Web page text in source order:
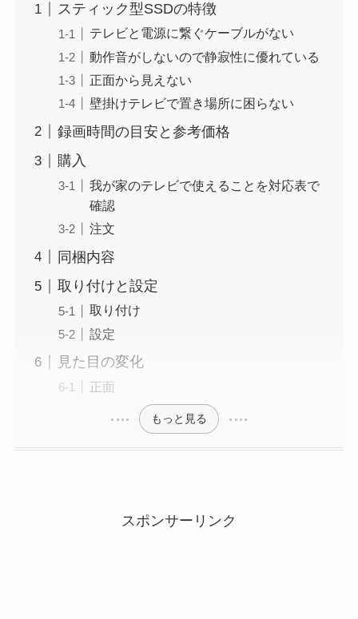
スティック型SSDの特徴
テレビと電源に繋ぐケーブルがない
動作音がしないので静寂性に優れている
正面から見えない
壁掛けテレビで置き場所に困らない
録画時間の目安と参考価格
購入
我が家のテレビで使えることを対応表で
確認
注文
同梱内容
取り付けと設定
取り付け
設定
見た目の変化
正面
もっと見る
スポンサーリンク